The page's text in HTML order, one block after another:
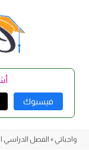
فيسبوك
واجباتي » الفصل الدراسي